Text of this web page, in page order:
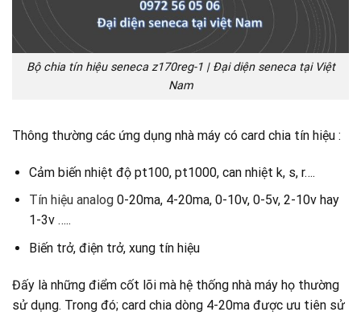
Bộ chia tín hiệu seneca z170reg-1 | Đại diện seneca tại Việt
Nam
Thông thường các ứng dụng nhà máy có card chia tín hiệu :
Cảm biến nhiệt độ pt100, pt1000, can nhiệt k, s, r….
Tín hiệu analog0-20ma, 4-20ma, 0-10v, 0-5v, 2-10v hay
1-3v …..
Biến trở, điện trở, xung tín hiệu
Đấy là những điểm cốt lõi mà hệ thống nhà máy họ thường
sử dụng. Trong đó; card chia dòng 4-20ma được ưu tiên sử